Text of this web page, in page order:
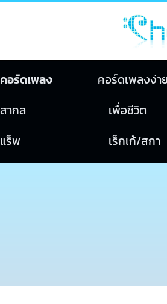
คอร์ดเพลง คอร์ดเพลงง่า
สากล
เพื่อชีวิต
แร็พ
เร็กเก้/สกา